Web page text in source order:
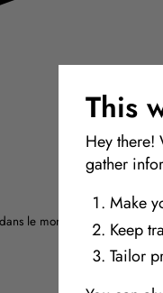
This
Hey there!
gather
Make
Keep
Tailor
le monde entier les